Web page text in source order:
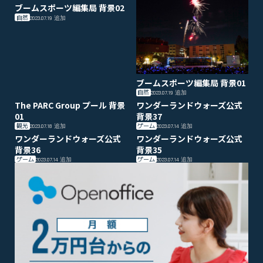
ブームスポーツ編集局 背景02
自然 2023.07.19 追加
ブームスポーツ編集局 背景01
自然 2023.07.19追加
The PARC Group プール 背景
01
観光 2023.07.18 追加
ワンダーランドウォーズ公式
背景37
ゲーム 2023.07.14追加
ワンダーランドウォーズ公式
背景36
ゲーム 2023.07.14 追加
ワンダーランドウォーズ公式
背景35
ゲーム 2023.07.14追加